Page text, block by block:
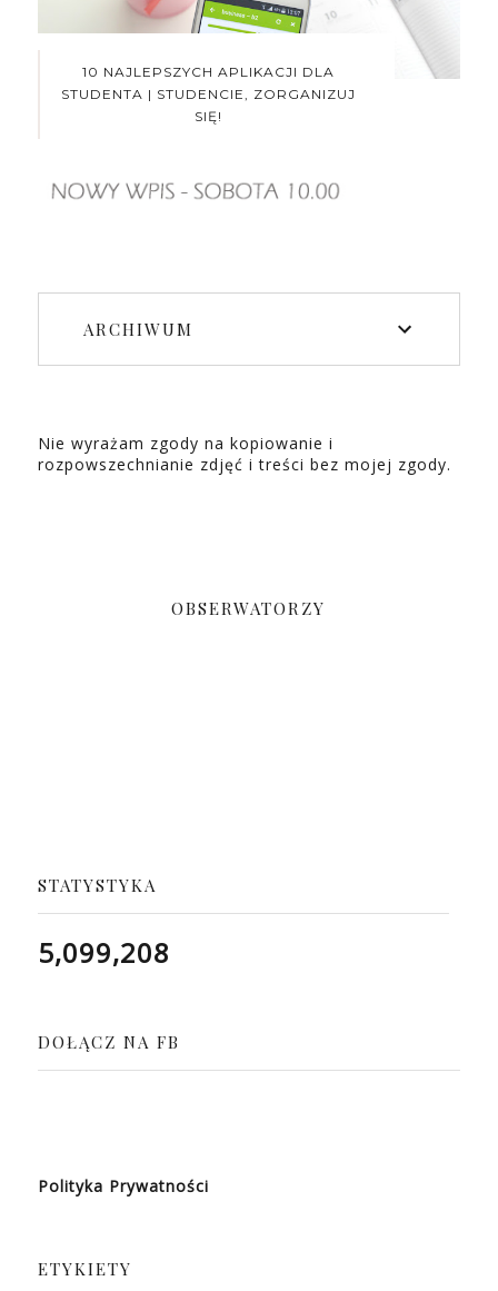
10 NAJLEPSZYCH APLIKACJI DLA
STUDENTA | STUDENCIE, ZORGANIZUJ
SIĘ!
ARCHIWUM
Nie wyrażam zgody na kopiowanie i
rozpowszechnianie zdjęć i treści bez mojej zgody.
OBSERWATORZY
STATYSTYKA
5,099,208
DOŁĄCZ NA FB
Polityka Prywatności
ETYKIETY